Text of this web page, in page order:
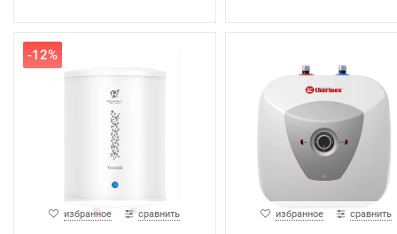
-12%
избранное сравнить избранное сравнить